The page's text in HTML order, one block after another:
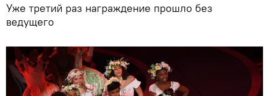
Уже третий раз награждение прошло без
ведущего